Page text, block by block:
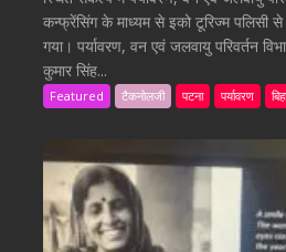
कन्फ्रेंसिंग के माध्यम से इको टूरिज्म पलिसी
गया। पर्यावरण, वन एवं जलवायु परिवर्तन
कुमार सिंह...
Featured टैकनोलजी पटना पर्यावरण